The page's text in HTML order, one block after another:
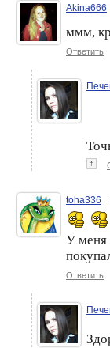
Akina666
ммм,
Ответить
↑
toha336
У меня
Ответить